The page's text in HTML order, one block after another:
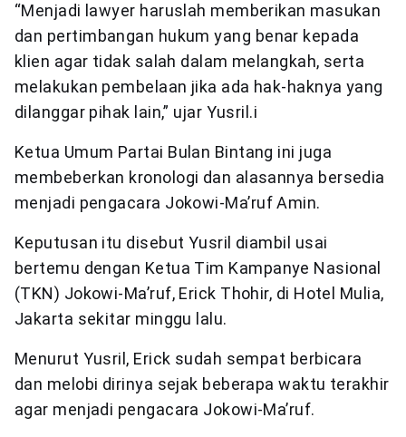
“Menjadi lawyer haruslah memberikan masukan
dan pertimbangan hukum yang benar kepada
klien agar tidak salah dalam melangkah, serta
melakukan pembelaan jika ada hak-haknya yang
dilanggar pihak lain,” ujar Yusril.i
Ketua Umum Partai Bulan Bintang ini juga
membeberkan kronologi dan alasannya bersedia
menjadi pengacara Jokowi-Ma’ruf Amin.
Keputusan itu disebut Yusril diambil usai
bertemu dengan Ketua Tim Kampanye Nasional
(TKN) Jokowi-Ma’ruf, Erick Thohir, di Hotel Mulia,
Jakarta sekitar minggu lalu.
Menurut Yusril, Erick sudah sempat berbicara
dan melobi dirinya sejak beberapa waktu terakhir
agar menjadi pengacara Jokowi-Ma’ruf.